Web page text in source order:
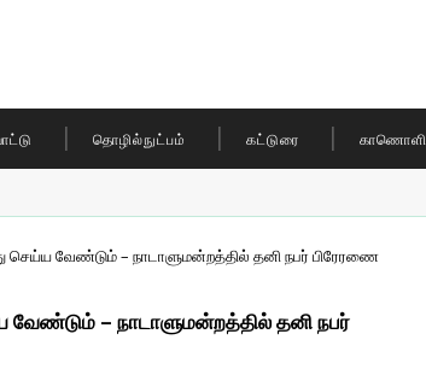
தொழில்நுட்பம் கட்டுரை காணொளி
செய்ய வேண்டும் – நாடாளுமன்றத்தில் தனி நபர் பிரேரணை
வேண்டும் – நாடாளுமன்றத்தில் தனி நபர்